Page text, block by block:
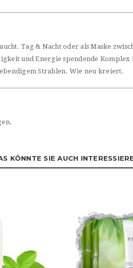
Tag & Nacht oder als Maske
und Energie spendende
Strahlen. Wie neu kreiert.
KÖNNTE SIE AUCH